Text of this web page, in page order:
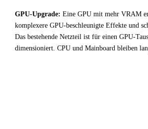
GPU-Upgrade: Eine GPU mit mehr VRAM
komplexere GPU-beschleunigte Effekte und
Das bestehende Netzteil ist für einen GPU-
dimensioniert. CPU und Mainboard bleiben